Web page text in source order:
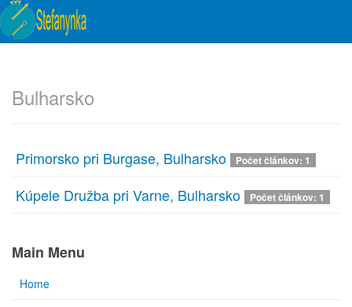
Bulharsko
Primorsko pri Burgase, Bulharsko Počet článkov: 1
Kúpele Družba pri Varne, Bulharsko Počet článkov: 1
Main Menu
Home